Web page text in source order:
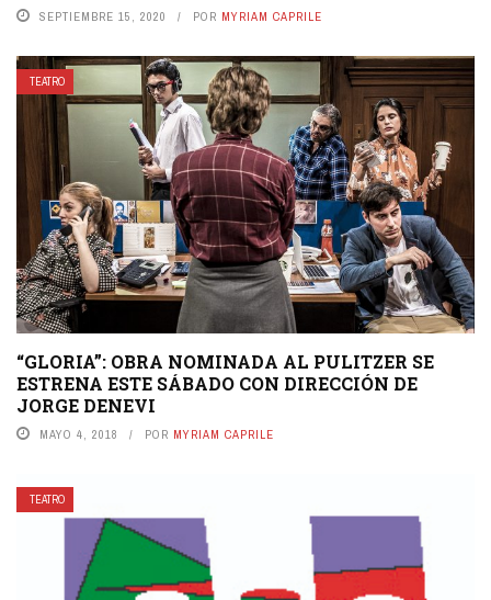
SEPTIEMBRE 15, 2020 POR MYRIAM CAPRILE
TEATRO
“GLORIA”: OBRA NOMINADA AL PULITZER SE
ESTRENA ESTE SÁBADO CON DIRECCIÓN DE
JORGE DENEVI
MAYO 4, 2018 POR MYRIAM CAPRILE
TEATRO